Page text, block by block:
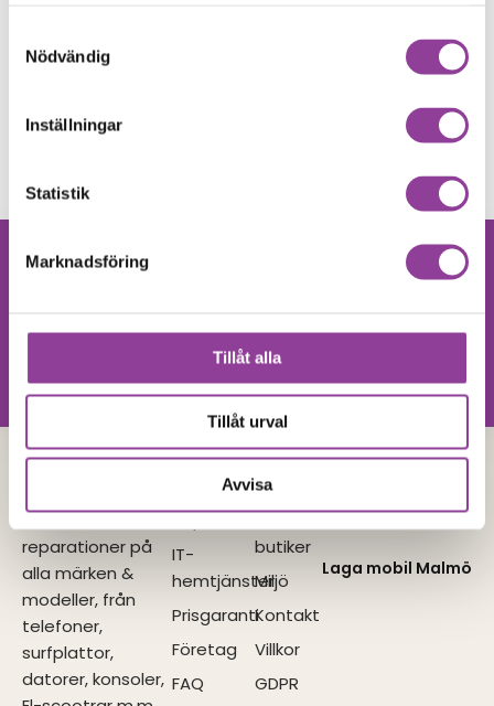
Nödvändig
Inställningar
Statistik
Marknadsföring
Tillåt alla
Tillåt urval
Avvisa
modell
Felsökning
Byte av skärm Kvalité A (Original Display)
Hittar du inte
Vi utför alla olika reparationer.
Vänligen kontakta oss!
Vi utför
reparationer på
alla märken &
modeller, från
telefoner,
surfplattor,
datorer, konsoler,
Tjänster
Reparationer
IT-
hemtjänster
Prisgaranti
Företag
FAQ
Navigera
Våra
butiker
Miljö
Kontakt
Villkor
GDPR
med
Laga mobil Malmö